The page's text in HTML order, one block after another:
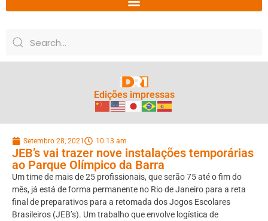
Edições impressas
Setembro 28, 2021 10:13 am
JEB’s vai trazer nove instalações temporárias
ao Parque Olímpico da Barra
Um time de mais de 25 profissionais, que serão 75 até o fim do
mês, já está de forma permanente no Rio de Janeiro para a reta
final de preparativos para a retomada dos Jogos Escolares
Brasileiros (JEB’s). Um trabalho que envolve logística de